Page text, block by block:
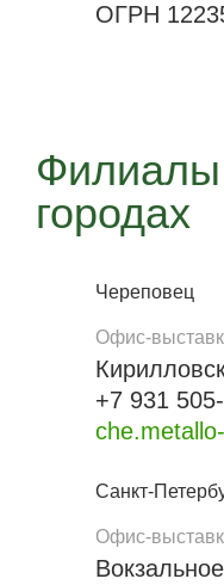
ОГРН
Филиалы
городах
Череповец
Офис-
+7 931
Санкт-
Офис-